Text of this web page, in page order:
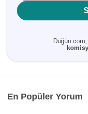
En Popüler Yorum